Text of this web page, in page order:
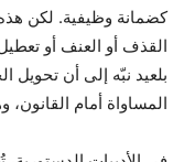
كضمانة وظيفية. لكن هذه
القذف أو العنف أو
بلعيد نبّه إلى أن تحويل
المساواة أمام القانون،